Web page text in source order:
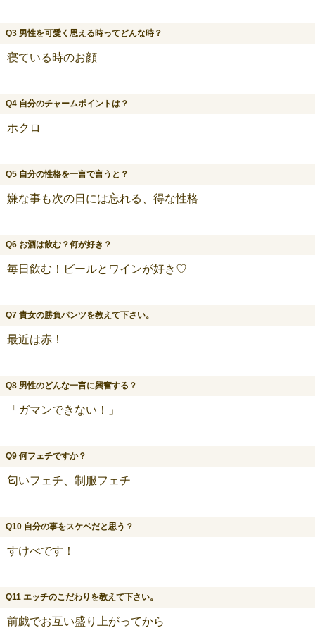
Q3 男性を可愛く思える時ってどんな時？
寝ている時のお顔
Q4 自分のチャームポイントは？
ホクロ
Q5 自分の性格を一言で言うと？
嫌な事も次の日には忘れる、得な性格
Q6 お酒は飲む？何が好き？
毎日飲む！ビールとワインが好き♡
Q7 貴女の勝負パンツを教えて下さい。
最近は赤！
Q8 男性のどんな一言に興奮する？
「ガマンできない！」
Q9 何フェチですか？
匂いフェチ、制服フェチ
Q10 自分の事をスケベだと思う？
すけべです！
Q11 エッチのこだわりを教えて下さい。
前戯でお互い盛り上がってから